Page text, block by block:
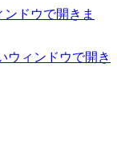
ンドウで開きま
ウィンドウで開き